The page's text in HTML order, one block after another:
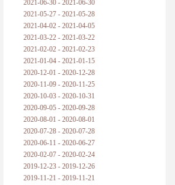
2021-06-30 - 2021-06-30
2021-05-27 - 2021-05-28
2021-04-02 - 2021-04-05
2021-03-22 - 2021-03-22
2021-02-02 - 2021-02-23
2021-01-04 - 2021-01-15
2020-12-01 - 2020-12-28
2020-11-09 - 2020-11-25
2020-10-03 - 2020-10-31
2020-09-05 - 2020-09-28
2020-08-01 - 2020-08-01
2020-07-28 - 2020-07-28
2020-06-11 - 2020-06-27
2020-02-07 - 2020-02-24
2019-12-23 - 2019-12-26
2019-11-21 - 2019-11-21